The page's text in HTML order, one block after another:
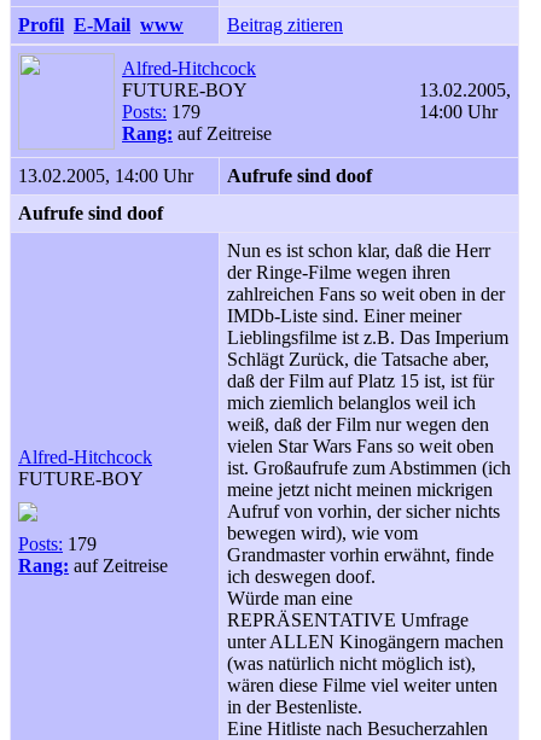
Profil E-Mail www Beitrag zitieren
Alfred-Hitchcock
FUTURE-BOY
Posts: 179
Rang: auf Zeitreise
13.02.2005,
14:00 Uhr
13.02.2005, 14:00 Uhr
Aufrufe sind doof
Aufrufe sind doof
Alfred-Hitchcock
FUTURE-BOY
Posts: 179
Rang: auf Zeitreise
Nun es ist schon klar, daß die Herr
der Ringe-Filme wegen ihren
zahlreichen Fans so weit oben in der
IMDb-Liste sind. Einer meiner
Lieblingsfilme ist z.B. Das Imperium
Schlägt Zurück, die Tatsache aber,
daß der Film auf Platz 15 ist, ist für
mich ziemlich belanglos weil ich
weiß, daß der Film nur wegen den
vielen Star Wars Fans so weit oben
ist. Großaufrufe zum Abstimmen (ich
meine jetzt nicht meinen mickrigen
Aufruf von vorhin, der sicher nichts
bewegen wird), wie vom
Grandmaster vorhin erwähnt, finde
ich deswegen doof.
Würde man eine
REPRÄSENTATIVE Umfrage
unter ALLEN Kinogängern machen
(was natürlich nicht möglich ist),
wären diese Filme viel weiter unten
in der Bestenliste.
Eine Hitliste nach Besucherzahlen